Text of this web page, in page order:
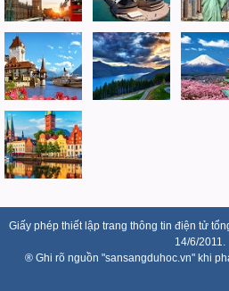
Giấy phép thiết lập trang thông tin điện tử
14/6/2011.
® Ghi rõ nguồn "sansangduhoc.vn" khi